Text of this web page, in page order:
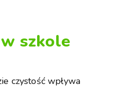
szkole
czystość wpływa